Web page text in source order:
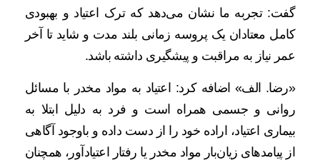
گفت: تجربه ما نشان می‌دهد که ترک اعتیاد و بهبودی
کامل معتادان یک پروسه زمانی بلند مدت و شاید تا آخر
عمر نیاز به مراقبت و پیشگیری داشته باشد.
«رضا. الف» اضافه کرد: اعتیاد به مواد مخدر با مسائل
روانی و جسمی همراه است و فرد به دلیل ابتلا به
بیماری اعتیاد، اراده خود را از دست داده و باوجود آگاهی
از پیامدهای زیان‌بار مواد مخدر یا رفتار اعتیادآور، همچنان